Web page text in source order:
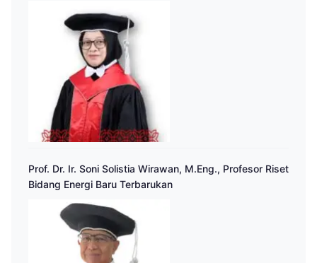
Prof. Dr. Ir. Soni Solistia Wirawan, M.Eng., Profesor Riset
Bidang Energi Baru Terbarukan